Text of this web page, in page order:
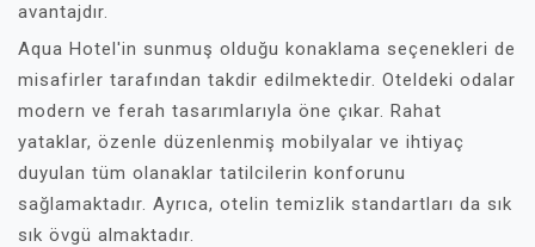
avantajdır.
Aqua Hotel'in sunmuş olduğu konaklama seçenekleri de
misafirler tarafından takdir edilmektedir. Oteldeki odalar
modern ve ferah tasarımlarıyla öne çıkar. Rahat
yataklar, özenle düzenlenmiş mobilyalar ve ihtiyaç
duyulan tüm olanaklar tatilcilerin konforunu
sağlamaktadır. Ayrıca, otelin temizlik standartları da sık
sık övgü almaktadır.